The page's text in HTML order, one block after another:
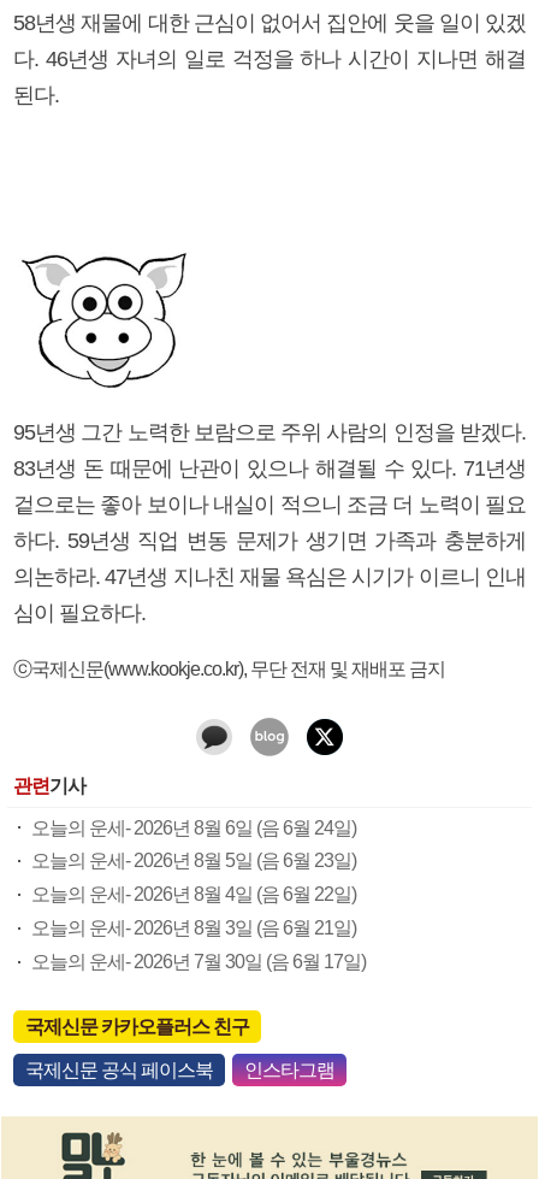
58년생 재물에 대한 근심이 없어서 집안에 웃을 일이 있겠
다. 46년생 자녀의 일로 걱정을 하나 시간이 지나면 해결
된다.
95년생 그간 노력한 보람으로 주위 사람의 인정을 받겠다.
83년생 돈 때문에 난관이 있으나 해결될 수 있다. 71년생
겉으로는 좋아 보이나 내실이 적으니 조금 더 노력이 필요
하다. 59년생 직업 변동 문제가 생기면 가족과 충분하게
의논하라. 47년생 지나친 재물 욕심은 시기가 이르니 인내
심이 필요하다.
ⓒ국제신문(www.kookje.co.kr), 무단 전재 및 재배포 금지
관련기사
오늘의 운세- 2026년 8월 6일 (음 6월 24일)
오늘의 운세- 2026년 8월 5일 (음 6월 23일)
오늘의 운세- 2026년 8월 4일 (음 6월 22일)
오늘의 운세- 2026년 8월 3일 (음 6월 21일)
오늘의 운세- 2026년 7월 30일 (음 6월 17일)
국제신문 카카오플러스 친구
국제신문 공식 페이스북 인스타그램